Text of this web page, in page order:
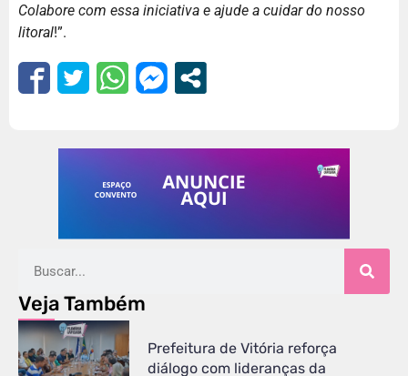
Colabore com essa iniciativa e ajude a cuidar do nosso
litoral!”.
Veja Também
Prefeitura de Vitória reforça
diálogo com lideranças da